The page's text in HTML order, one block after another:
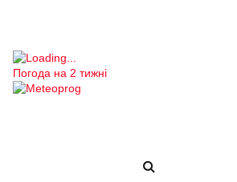
Погода на 2 тижні